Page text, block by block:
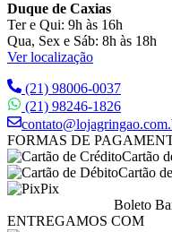
Duque de Caxias
Ter e Qui: 9h às 16h
Qua, Sex e Sáb: 8h às 18h
Ver localização
(21) 98006-0037
(21) 98246-1826
FORMAS DE
Cartão
Cartão
Pix
Boleto
ENTREGAMOS COM